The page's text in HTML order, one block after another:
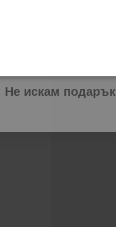
Не искам подарък